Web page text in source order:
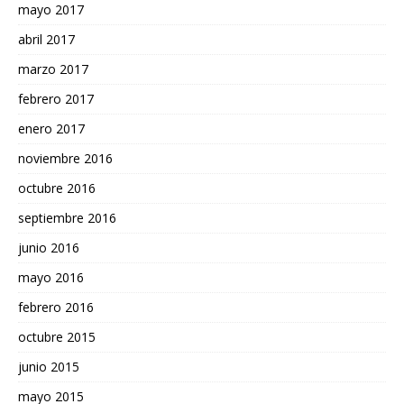
mayo 2017
abril 2017
marzo 2017
febrero 2017
enero 2017
noviembre 2016
octubre 2016
septiembre 2016
junio 2016
mayo 2016
febrero 2016
octubre 2015
junio 2015
mayo 2015